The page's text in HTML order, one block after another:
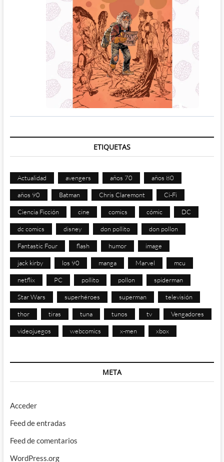
ETIQUETAS
Actualidad avengers años 70 años 80
años 90 Batman Chris Claremont Ci-Fi
Ciencia Ficción cine comics cómic DC
dc comics disney don pollito don pollon
Fantastic Four flash humor image
jack kirby los 90 manga Marvel mcu
netflix PC pollito pollon spiderman
Star Wars superhéroes superman televisión
thor tiras tuna tunos tv Vengadores
videojuegos webcomics x-men xbox
META
Acceder
Feed de entradas
Feed de comentarios
WordPress.org